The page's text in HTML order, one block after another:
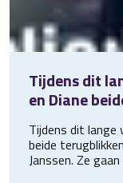
Tijdens dit
en Diane
beid
Tijdens dit lange
beide
Janssen. Ze